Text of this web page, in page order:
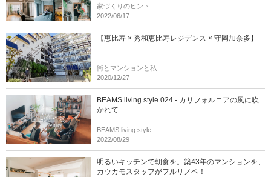
家づくりのヒント
2022/06/17
【恵比寿 × 秀和恵比寿レジデンス × 守岡加奈多】
街とマンションと私
2020/12/27
BEAMS living style 024 - カリフォルニアの風に吹
かれて -
BEAMS living style
2022/08/29
明るいキッチンで朝食を。築43年のマンションを、
カウカモスタッフがフルリノベ！